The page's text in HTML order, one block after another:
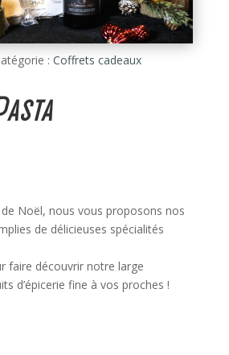
: Coffrets cadeaux
Noël, nous vous proposons nos
de délicieuses spécialités
faire découvrir notre large
d’épicerie fine à vos proches !